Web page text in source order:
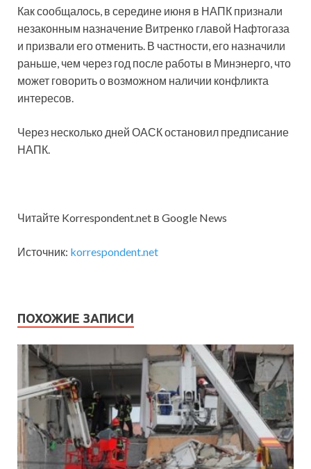
Как сообщалось, в середине июня в НАПК признали
незаконным назначение Витренко главой Нафтогаза
и призвали его отменить. В частности, его назначили
раньше, чем через год после работы в Минэнерго, что
может говорить о возможном наличии конфликта
интересов.
Через несколько дней ОАСК остановил предписание
НАПК.
Читайте Korrespondent.net в Google News
Источник: korrespondent.net
ПОХОЖИЕ ЗАПИСИ